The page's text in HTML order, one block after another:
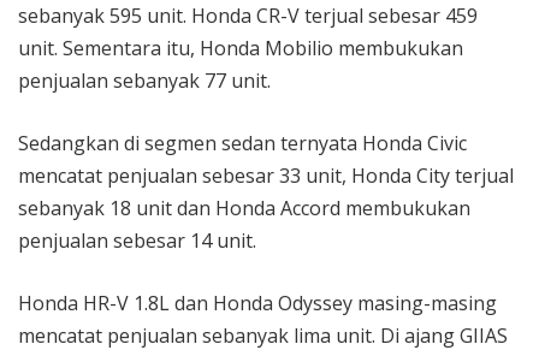
sebanyak 595 unit. Honda CR-V terjual sebesar 459
unit. Sementara itu, Honda Mobilio membukukan
penjualan sebanyak 77 unit.
Sedangkan di segmen sedan ternyata Honda Civic
mencatat penjualan sebesar 33 unit, Honda City terjual
sebanyak 18 unit dan Honda Accord membukukan
penjualan sebesar 14 unit.
Honda HR-V 1.8L dan Honda Odyssey masing-masing
mencatat penjualan sebanyak lima unit. Di ajang GIIAS